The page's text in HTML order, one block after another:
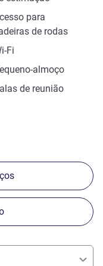
para
de rodas
Fi
almoço
de reunião